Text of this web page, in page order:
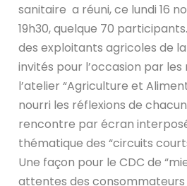
sanitaire a réuni, ce lundi 16
19h30, quelque 70
des exploitants agricoles de
invités pour l’occasion par
l’atelier “Agriculture et
nourri les réflexions de
rencontre par écran
thématique des “circuits
Une façon pour le CDC de
attentes des